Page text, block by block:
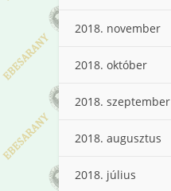
2018. november
2018. október
2018. szeptember
2018. augusztus
2018. július